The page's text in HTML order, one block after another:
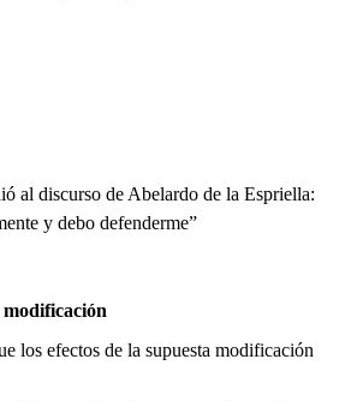
al discurso de Abelardo de la Espriella:
y debo defenderme”
modificación
los efectos de la supuesta modificación